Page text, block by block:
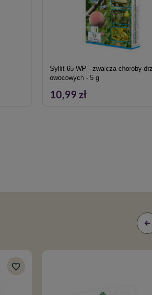
Syllit 65 WP - zwalcza choroby
owocowych - 5 g
10,99 zł